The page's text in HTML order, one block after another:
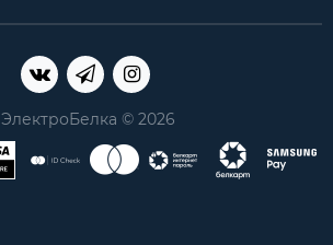
ЭлектроБелка © 2026